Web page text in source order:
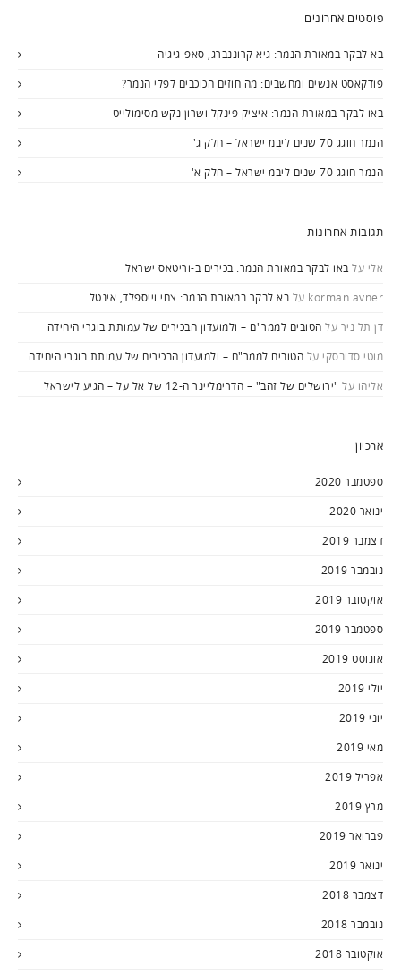
פוסטים אחרונים
בא לבקר במאורת הנמר: גיא קרוננברג, סאפ-גיגיה
פודקאסט אנשים ומחשבים: מה חוזים הכוכבים לפלי הנמר?
באו לבקר במאורת הנמר: איציק פינקל ושרון נקש מסימולייט
הנמר חוגג 70 שנים ליבמ ישראל – חלק ג'
הנמר חוגג 70 שנים ליבמ ישראל – חלק א'
תגובות אחרונות
אלי עלבאו לבקר במאורת הנמר: בכירים ב-וריטאס ישראל
korman avner עלבא לבקר במאורת הנמר: צחי וייספלד, אינטל
דן תל ניר על הטובים לממר"ם – ולמועדון הבכירים של עמותת בוגרי היחידה
מוטי סדובסקי על הטובים לממר"ם – ולמועדון הבכירים של עמותת בוגרי היחידה
אליהו על "ירושלים של זהב" – הדרימליינר ה-12 של אל על – הגיע לישראל
ארכיון
ספטמבר 2020
ינואר 2020
דצמבר 2019
נובמבר 2019
אוקטובר 2019
ספטמבר 2019
אוגוסט 2019
יולי 2019
יוני 2019
מאי 2019
אפריל 2019
מרץ 2019
פברואר 2019
ינואר 2019
דצמבר 2018
נובמבר 2018
אוקטובר 2018